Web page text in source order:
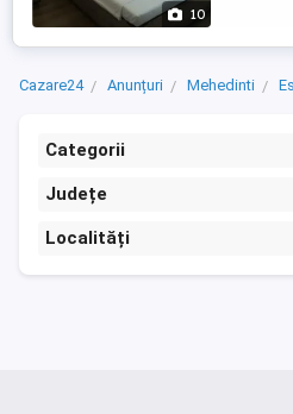
10
Cazare24 Anunțuri Mehedinti
Categorii
Județe
Localități